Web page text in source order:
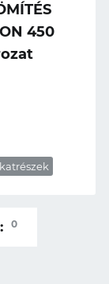
450
0